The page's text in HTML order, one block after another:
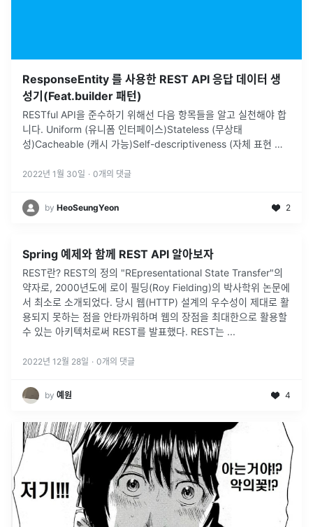
ResponseEntity 를 사용한 REST API 응답 데이터 생
성기(Feat.builder 패턴)
RESTful API을 준수하기 위해선 다음 항목들을 알고 실천해야 합
니다. Uniform (유니폼 인터페이스)Stateless (무상태
성)Cacheable (캐시 가능)Self-descriptiveness (자체 표현 구
2022년 1월 30일 · 0개의 댓글
by HeoSeungYeon 2
Spring 예제와 함께 REST API 알아보자
REST란? REST의 정의 "REpresentational State Transfer"의
약자로, 2000년도에 로이 필딩(Roy Fielding)의 박사학위 논문에
서 최소로 소개되었다. 당시 웹(HTTP) 설계의 우수성이 제대로 활
용되지 못하는 점을 안타까워하며 웹의 장점을 최대한으로 활용할
수 있는 아키텍처로써 REST를 발표했다. REST는 ...
2022년 12월 28일 · 0개의 댓글
by 예원 4